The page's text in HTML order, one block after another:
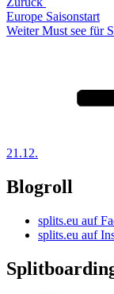
Europe Saisonstart
Nächster
Weiter Must see für
21.12.
Blogroll
splits.eu auf
splits.eu auf